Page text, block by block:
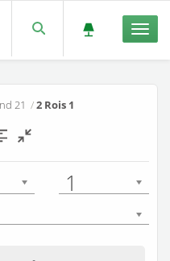
21 /2 Rois 1
1